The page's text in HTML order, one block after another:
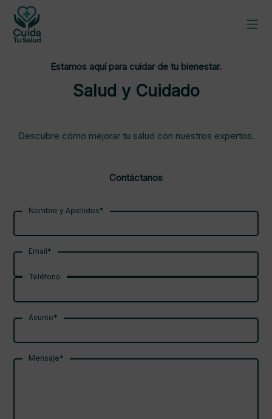
Estamos aquí para cuidar de tu bienestar.
Salud y Cuidado
Descubre cómo mejorar tu salud con nuestros expertos.
Contáctanos
Nombre y Apellidos*
Email*
Teléfono
Asunto*
Mensaje*